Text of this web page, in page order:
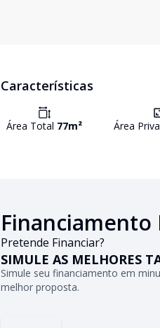
Características
Área Total 77m² Área
Financiamento
Pretende Financiar?
SIMULE AS MELHORES
Simule seu financiamento em
melhor proposta.